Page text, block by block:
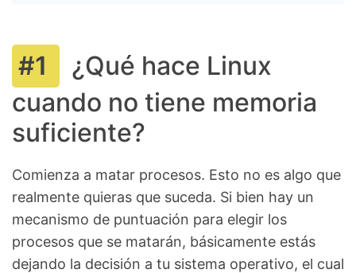
¿Qué hace Linux
cuando no tiene memoria
suficiente?
Comienza a matar procesos. Esto no es algo que
realmente quieras que suceda. Si bien hay un
mecanismo de puntuación para elegir los
procesos que se matarán, básicamente estás
dejando la decisión a tu sistema operativo, el cual